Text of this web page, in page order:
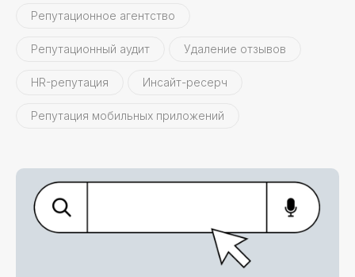
Репутационное агентство
Репутационный аудит Удаление отзывов
HR-репутация Инсайт-ресерч
Репутация мобильных приложений